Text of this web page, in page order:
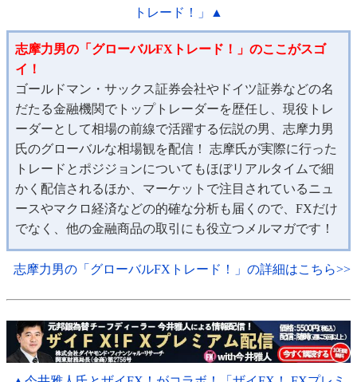
トレード！」▲
志摩力男の「グローバルFXトレード！」のここがスゴ
イ！
ゴールドマン・サックス証券会社やドイツ証券などの名
だたる金融機関でトップトレーダーを歴任し、現役トレ
ーダーとして相場の前線で活躍する伝説の男、志摩力男
氏のグローバルな相場観を配信！ 志摩氏が実際に行った
トレードとポジジョンについてもほぼリアルタイムで細
かく配信されるほか、マーケットで注目されているニュ
ースやマクロ経済などの的確な分析も届くので、FXだけ
でなく、他の金融商品の取引にも役立つメルマガです！
志摩力男の「グローバルFXトレード！」の詳細はこちら>>